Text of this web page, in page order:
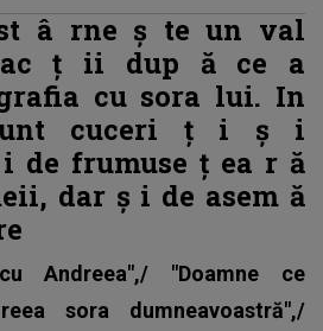
â rne ș te un val
ț ii dup ă ce a
cu sora lui. In
cuceri ț i ș i
i de frumuse ț ea r ă
dar ș i de asem ă
Andreea",/ "Doamne ce
sora dumneavoastră",/